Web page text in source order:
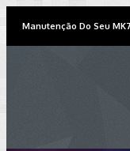
Manutenção Do Seu MK7